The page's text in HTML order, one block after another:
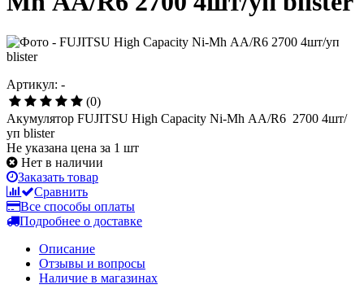
Артикул: -
(0)
Акумулятор FUJITSU High Capacity Ni-Mh АА/R6 2700 4шт/
уп blister
Не указана цена за 1 шт
Нет в наличии
Заказать товар
Сравнить
Все способы оплаты
Подробнее о доставке
Описание
Отзывы и вопросы
Наличие в магазинах